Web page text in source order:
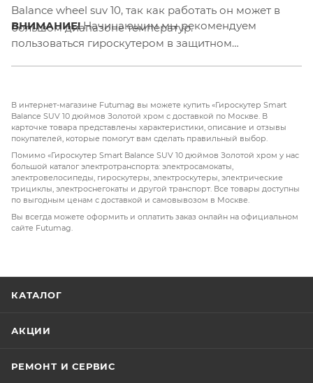
Balance wheel suv 10, так как работать он может в
большом диапазоне температур.
ВНИМАНИЕ!Начинающим мы рекомендуем
пользоваться гироскутером в защитном
В интернет-магазине Futumag вы можете купить «Гироскутер Smart
Balance SUV 10 дюймов Золотой хром с доставкой по Москве. В
карточке товара представлены характеристики, описание и отзывы
покупателей, которые помогут вам сделать правильный выбор.
Помимо «Гироскутер Smart Balance SUV 10 дюймов Золотой хром у нас
большой каталог электротранспорта: электросамокаты,
электровелосипеды, гироскутеры, электроскутеры, электрические
трициклы, электроснегокаты и другой транспорт. Все товары доступны
по выгодным ценам с доставкой и самовывозом в Москве.
Вы всегда можете оформить и оплатить заказ онлайн на официальном
сайте Futumag.
КАТАЛОГ
АКЦИИ
РЕМОНТ И СЕРВИС